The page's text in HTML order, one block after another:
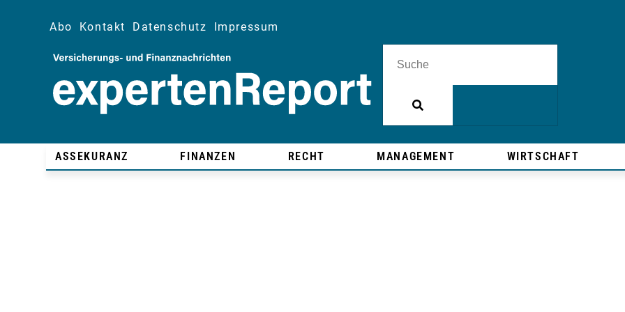
Abo Kontakt Datenschutz Impressum
ASSEKURANZ FINANZEN RECHT MANAGEMENT WIRTSCHAFT